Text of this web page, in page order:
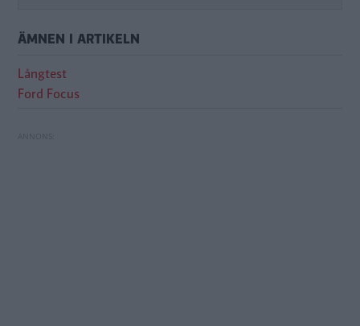
ÄMNEN I ARTIKELN
Långtest
Ford Focus